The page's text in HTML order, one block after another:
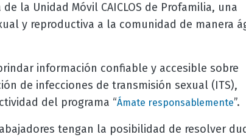
la Unidad Móvil CAICLOS de Profamilia, una
y reproductiva a la comunidad de manera
información confiable y accesible sobre
de infecciones de transmisión sexual (ITS),
del programa “Ámate responsablemente”.
tengan la posibilidad de resolver